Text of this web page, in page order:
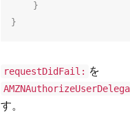
}
}
requestDidFail: を
す。